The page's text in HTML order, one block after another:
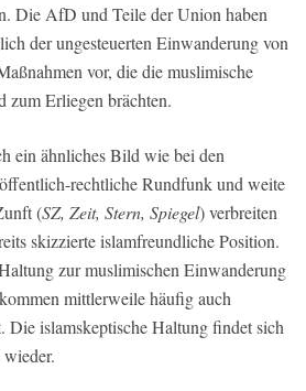
Die AfD und Teile der Union haben
der ungesteuerten Einwanderung von
vor, die die muslimische
zum Erliegen brächten.
ein ähnliches Bild wie bei den
rechtliche Rundfunk und weite
(SZ, Zeit, Stern, Spiegel) verbreiten
skizzierte islamfreundliche Position.
zur muslimischen Einwanderung
mittlerweile häufig auch
Die islamskeptische Haltung findet sich